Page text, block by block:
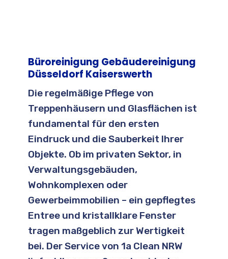
Büroreinigung Gebäudereinigung
Düsseldorf Kaiserswerth
Die regelmäßige Pflege von
Treppenhäusern und Glasflächen ist
fundamental für den ersten
Eindruck und die Sauberkeit Ihrer
Objekte. Ob im privaten Sektor, in
Verwaltungsgebäuden,
Wohnkomplexen oder
Gewerbeimmobilien – ein gepflegtes
Entree und kristallklare Fenster
tragen maßgeblich zur Wertigkeit
bei. Der Service von 1a Clean NRW